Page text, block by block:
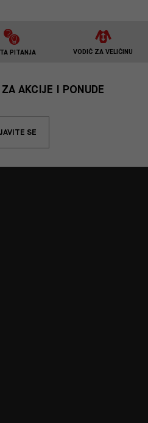
PITANJA VODIČ ZA VELIČINU
AKCIJE I PONUDE
SE